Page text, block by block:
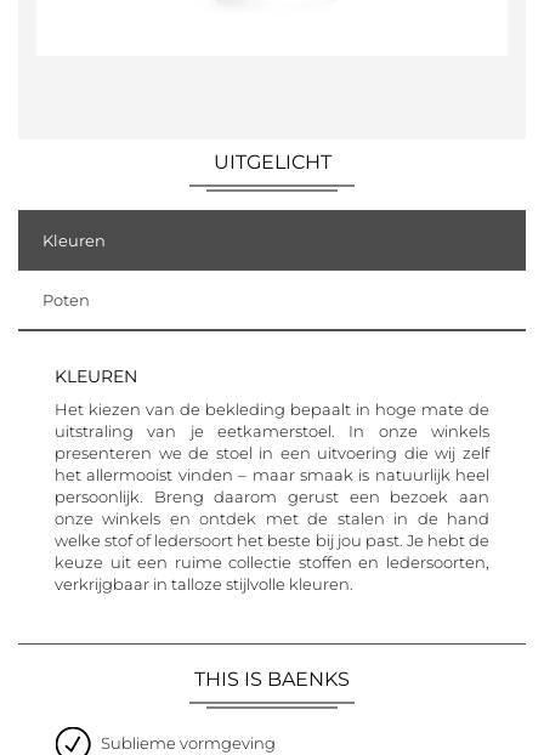
UITGELICHT
Kleuren
Poten
KLEUREN
Het kiezen van de bekleding bepaalt in hoge mate de
uitstraling van je eetkamerstoel. In onze winkels
presenteren we de stoel in een uitvoering die wij zelf
het allermooist vinden – maar smaak is natuurlijk heel
persoonlijk. Breng daarom gerust een bezoek aan
onze winkels en ontdek met de stalen in de hand
welke stof of ledersoort het beste bij jou past. Je hebt de
keuze uit een ruime collectie stoffen en ledersoorten,
verkrijgbaar in talloze stijlvolle kleuren.
THIS IS BAENKS
Sublieme vormgeving